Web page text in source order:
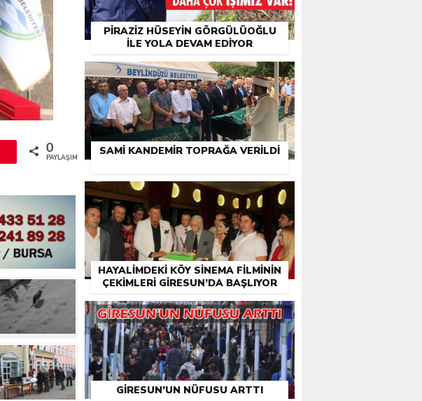
0
PAYLAŞIMLAR
PIRAZIZ HÜSEYIN GÖRGÜLÜOĞLU
İLE YOLA DEVAM EDIYOR
SAMI KANDEMIR TOPRAĞA VERILDI
HAYALIMDEKI KÖY SINEMA FILMININ
ÇEKIMLERI GIRESUN’DA BAŞLIYOR
GIRESUN’UN NÜFUSU ARTTI